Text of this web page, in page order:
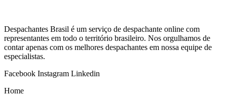
Despachantes Brasil é um serviço de despachante online com
representantes em todo o território brasileiro. Nos orgulhamos de
contar apenas com os melhores despachantes em nossa equipe de
especialistas.
Facebook Instagram Linkedin
Home